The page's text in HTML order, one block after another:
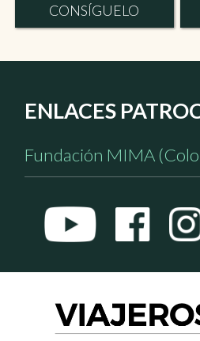
CONSÍGUELO
ENLACES
Fundación MIMA